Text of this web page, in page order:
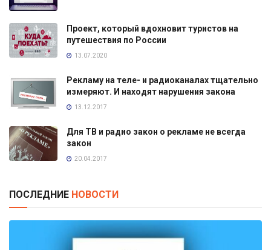
Проект, который вдохновит туристов на
путешествия по России
13.07.2020
Рекламу на теле- и радиоканалах тщательно
измеряют. И находят нарушения закона
13.12.2017
Для ТВ и радио закон о рекламе не всегда
закон
20.04.2017
ПОСЛЕДНИЕ НОВОСТИ